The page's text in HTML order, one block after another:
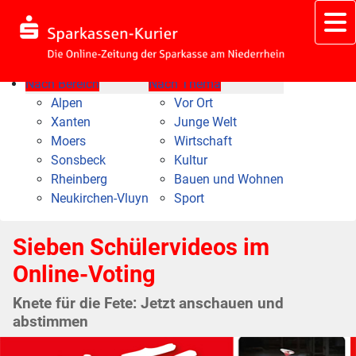
Nach Bereich
Alpen
Xanten
Moers
Sonsbeck
Rheinberg
Neukirchen-Vluyn
Nach Thema
Vor Ort
Junge Welt
Wirtschaft
Kultur
Bauen und Wohnen
Sport
Sieben Schülervideos im
Online-Voting
Knete für die Fete: Jetzt anschauen und
abstimmen